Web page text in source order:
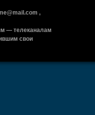
,
— телеканалам
свои